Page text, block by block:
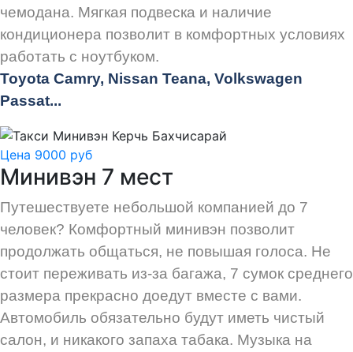
чемодана. Мягкая подвеска и наличие
кондиционера позволит в комфортных условиях
работать с ноутбуком.
Toyota Camry, Nissan Teana, Volkswagen
Passat...
Цена 9000 руб
Минивэн 7 мест
Путешествуете небольшой компанией до 7
человек? Комфортный минивэн позволит
продолжать общаться, не повышая голоса. Не
стоит переживать из-за багажа, 7 сумок среднего
размера прекрасно доедут вместе с вами.
Автомобиль обязательно будут иметь чистый
салон, и никакого запаха табака. Музыка на